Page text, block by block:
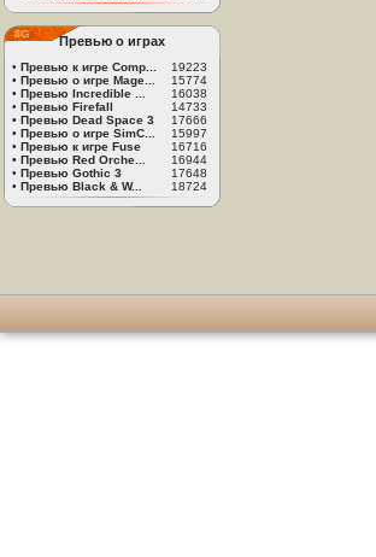
Превью о играх
• Превью к игре Comp...
19223
• Превью о игре Mage...
15774
• Превью Incredible ...
16038
• Превью Firefall
14733
• Превью Dead Space 3
17666
• Превью о игре SimC...
15997
• Превью к игре Fuse
16716
• Превью Red Orche...
16944
• Превью Gothic 3
17648
• Превью Black & W... 18724